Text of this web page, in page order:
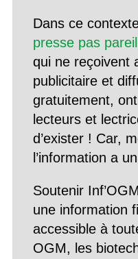
Dans ce
presse pas
qui ne reçoivent
publicitaire et
gratuitement,
lecteurs et
d’exister ! Car,
l’information a
Soutenir
une information
accessible à
OGM, les